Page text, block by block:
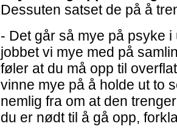
Dessuten satset de på å
- Det går så mye på psyke
jobbet vi mye med på
føler at du må opp til
vinne mye på å holde ut to
nemlig fra om at den
du er nødt til å gå opp,